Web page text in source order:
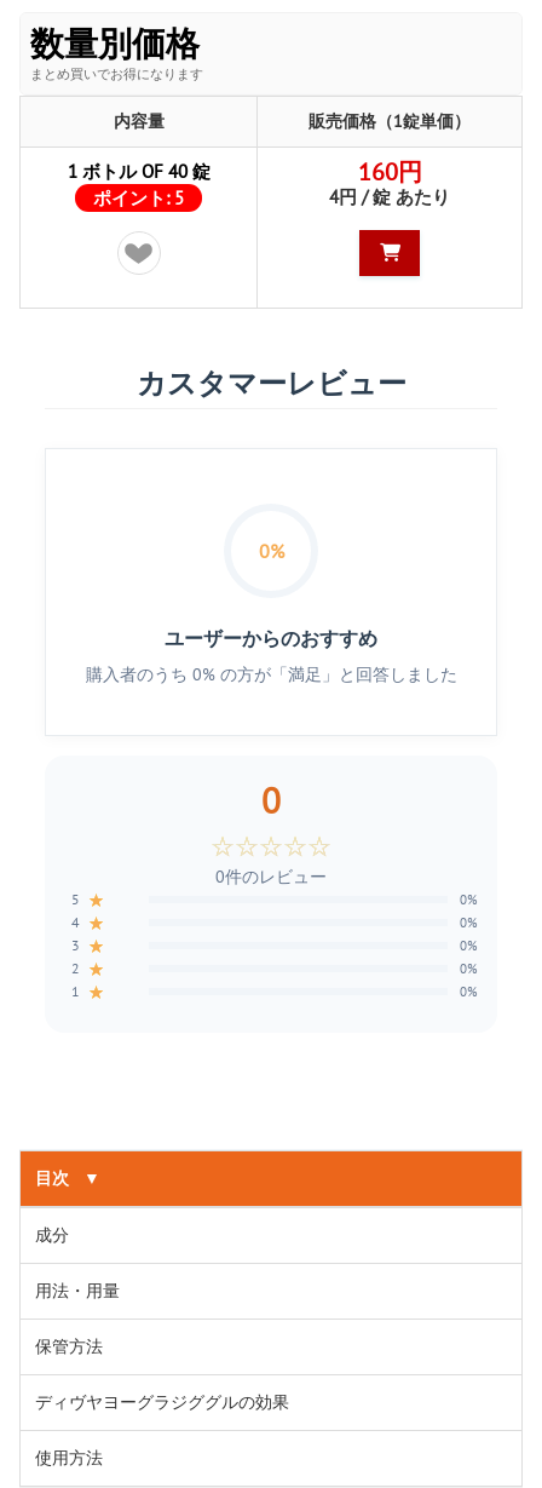
数量別価格
まとめ買いでお得になります
内容量 販売価格（1錠単価）
1 ボトル OF 40 錠
ポイント: 5
160円
4円 / 錠 あたり
カスタマーレビュー
0%
ユーザーからのおすすめ
購入者のうち 0% の方が「満足」と回答しました
0
☆☆☆☆☆
0件のレビュー
5 ★ 0%
4 ★ 0%
3 ★ 0%
2 ★ 0%
1 ★ 0%
目次 ▼
成分
用法・用量
保管方法
ディヴヤヨーグラジググルの効果
使用方法